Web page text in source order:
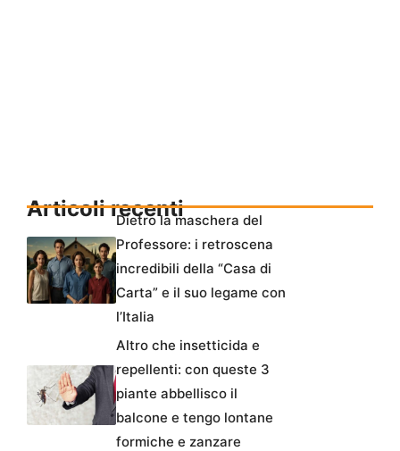
Articoli recentiDietro la maschera del
Professore: i retroscena
incredibili della “Casa di
Carta” e il suo legame con
l’Italia
Altro che insetticida e
repellenti: con queste 3
piante abbellisco il
balcone e tengo lontane
formiche e zanzare